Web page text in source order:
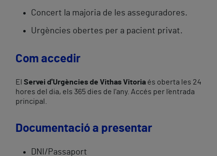
Concert la majoria de les asseguradores.
Urgències obertes per a pacient privat.
Com accedir
El Servei d'Urgències de Vithas Vitoria és oberta les 24
hores del dia, els 365 dies de l'any. Accés per l´entrada
principal.
Documentació a presentar
DNI/Passaport